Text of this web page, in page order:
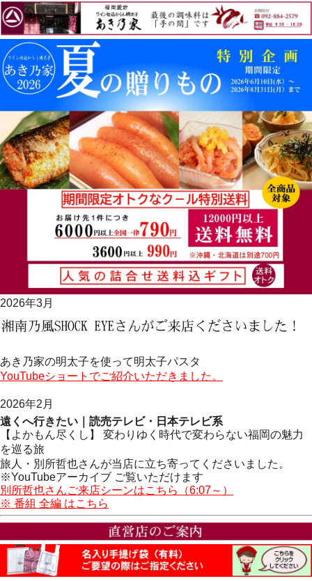
2026年3月
あき乃家の明太子を使って明太子パスタ
YouTubeショートでご紹介いただきました。
2026年2月
遠くへ行きたい｜読売テレビ・日本テレビ系
【よかもん尽くし】 変わりゆく時代で変わらない福岡の魅力
を巡る旅
旅人・別所哲也さんが当店に立ち寄ってくださいました。
※YouTubeアーカイブ ご覧いただけます
別所哲也さんご来店シーンはこちら（6:07～）
※ 番組 全編 はこちら